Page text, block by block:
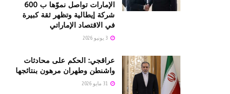
الإمارات تواصل نموّها ب 600
شركة إيطالية وتظهر ثقة كبيرة
في الاقتصاد الإماراتي
عراقجي: الحكم على محادثات
واشنطن وطهران مرهون بنتائجها